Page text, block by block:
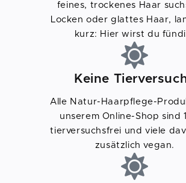
feines, trockenes Haar
Locken oder glattes Haar,
kurz: Hier wirst du
Keine
Alle Natur-Haarpflege-
unserem Online-Shop sind
tierversuchsfrei und viele
zusätzlich vegan.